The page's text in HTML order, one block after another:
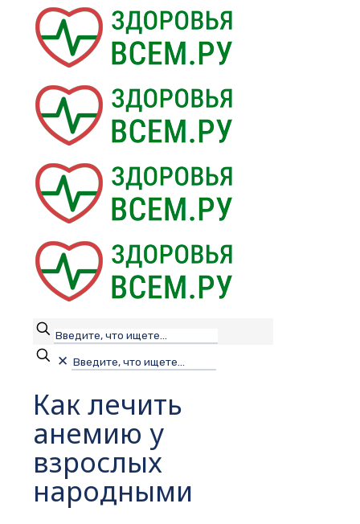
✕
Как лечить
анемию у
взрослых
народными